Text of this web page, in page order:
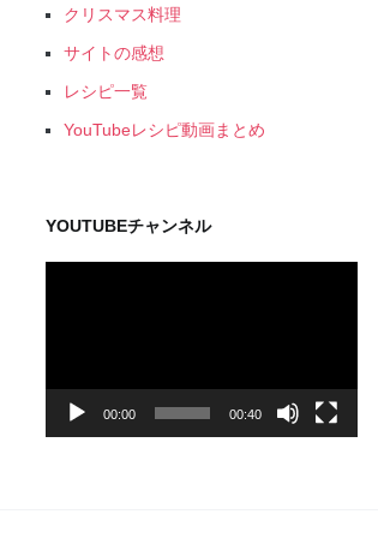
クリスマス料理
サイトの感想
レシピ一覧
YouTubeレシピ動画まとめ
YOUTUBEチャンネル
00:00 00:40